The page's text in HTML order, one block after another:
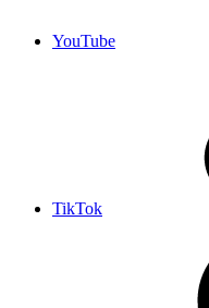
YouTube
TikTok